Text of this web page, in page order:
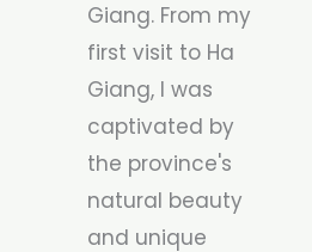
Giang. From my
first visit to Ha
Giang, I was
captivated by
the province's
natural beauty
and unique